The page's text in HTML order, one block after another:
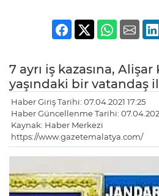
7 ayrı iş kazasına,
yaşındaki bir vatandaş
Haber Giriş Tarihi: 07.04.2021 17:25
Haber Güncellenme Tarihi:
Kaynak: Haber Merkezi
https://www.gazetemalatya.com/